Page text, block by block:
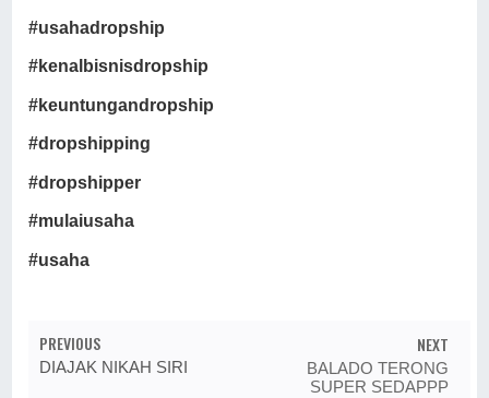
#usahadropship
#kenalbisnisdropship
#keuntungandropship
#dropshipping
#dropshipper
#mulaiusaha
#usaha
PREVIOUS
DIAJAK NIKAH SIRI
NEXT
BALADO TERONG
SUPER SEDAPPP